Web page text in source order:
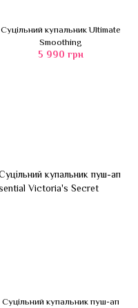
Суцільний купальник Ultimate
Smoothing
5 990 грн
Суцільний купальник пуш-ап